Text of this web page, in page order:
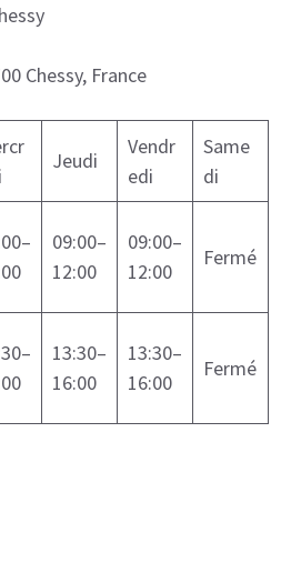
Chessy, France
Jeudi
Vendr
edi
Same
di
09:00–
12:00
09:00–
12:00
Fermé
13:30–
16:00
13:30–
16:00
Fermé